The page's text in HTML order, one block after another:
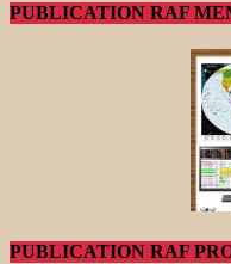
PUBLICATION RAF
PUBLICATION RAF